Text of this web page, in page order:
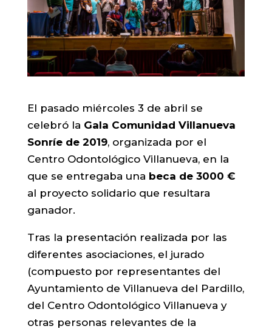
El pasado miércoles 3 de abril se
celebró la Gala Comunidad Villanueva
Sonríe de 2019, organizada por el
Centro Odontológico Villanueva, en la
que se entregaba una beca de 3000 €
al proyecto solidario que resultara
ganador.
Tras la presentación realizada por las
diferentes asociaciones, el jurado
(compuesto por representantes del
Ayuntamiento de Villanueva del Pardillo,
del Centro Odontológico Villanueva y
otras personas relevantes de la